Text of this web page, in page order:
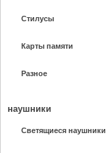
Стилусы
Карты памяти
Разное
наушники
Светящиеся наушники